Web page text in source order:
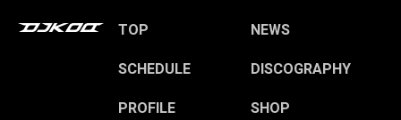
TOP
NEWS
SCHEDULE
DISCOGRAPHY
PROFILE
SHOP